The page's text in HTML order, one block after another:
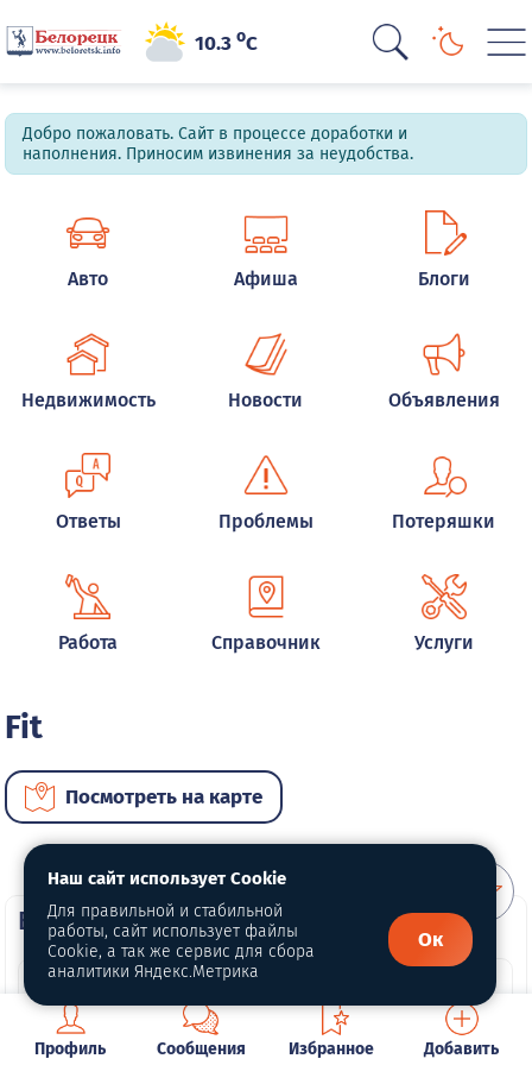
10.3oC
Добро пожаловать. Сайт в процессе доработки и
наполнения. Приносим извинения за неудобства.
Авто Афиша Блоги
Недвижимость Новости Объявления
Ответы Проблемы Потеряшки
Работа Справочник Услуги
Fit
Посмотреть на карте
ВИП автомобили
Профиль Сообщения Избранное Добавить
Наш сайт использует Cookie
Для правильной и стабильной
работы, сайт использует файлы
Cookie, а так же сервис для сбора
аналитики Яндекс.Метрика
Ок